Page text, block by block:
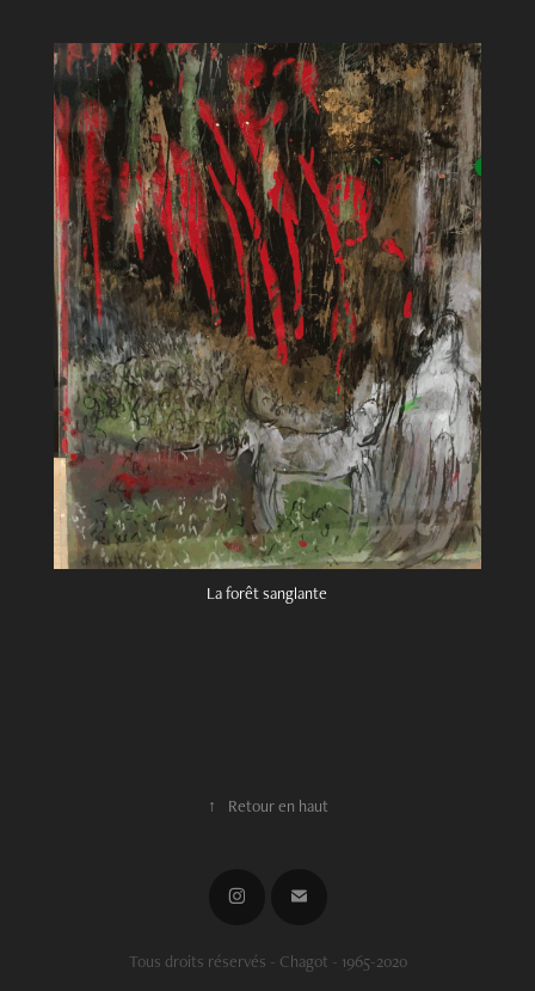
La forêt sanglante
↑ Retour en haut
Tous droits réservés - Chagot - 1965-2020